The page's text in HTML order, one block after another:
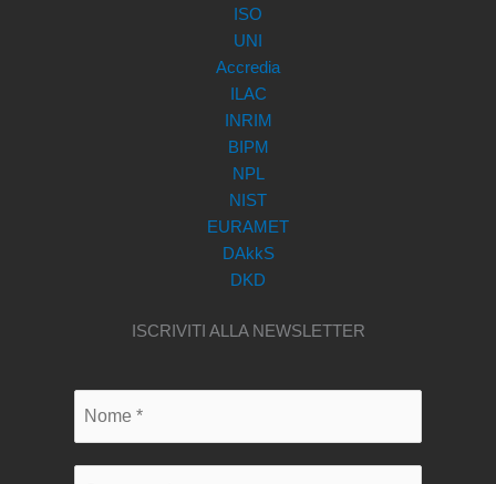
ISO
UNI
Accredia
ILAC
INRIM
BIPM
NPL
NIST
EURAMET
DAkkS
DKD
ISCRIVITI ALLA NEWSLETTER